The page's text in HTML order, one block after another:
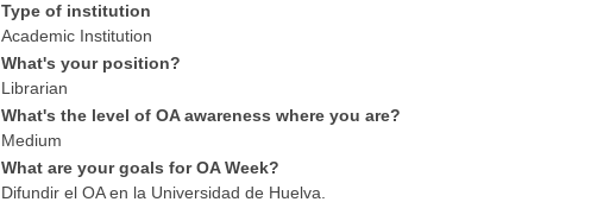
Type of institution
Academic Institution
What's your position?
Librarian
What's the level of OA awareness where you are?
Medium
What are your goals for OA Week?
Difundir el OA en la Universidad de Huelva.